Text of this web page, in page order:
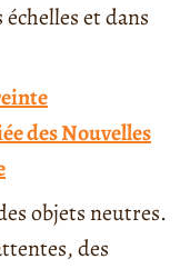
et dans
des Nouvelles
objets neutres.
des